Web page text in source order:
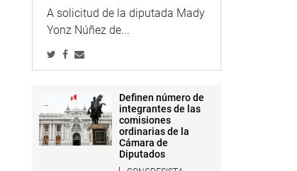
A solicitud de la diputada Mady
Yonz Núñez de...
Definen número de
integrantes de las
comisiones
ordinarias de la
Cámara de
Diputados